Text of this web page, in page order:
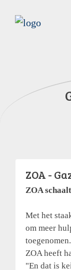
ZOA -
ZOA
Met het
om meer
toegenomen.
ZOA heeft
"En dat is